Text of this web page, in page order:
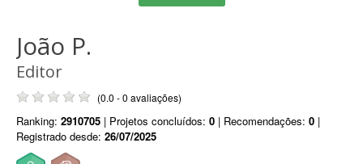
João P.
Editor
(0.0 - 0 avaliações)
Ranking: 2910705 | Projetos concluídos: 0 | Recomendações: 0 |
Registrado desde: 26/07/2025